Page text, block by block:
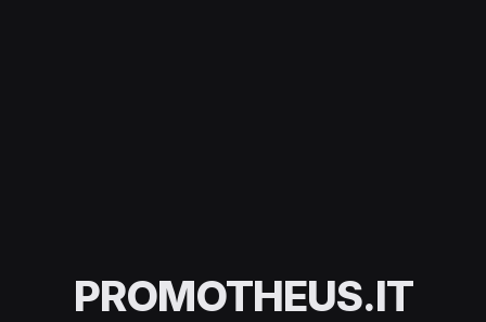
PROMOTHEUS.IT